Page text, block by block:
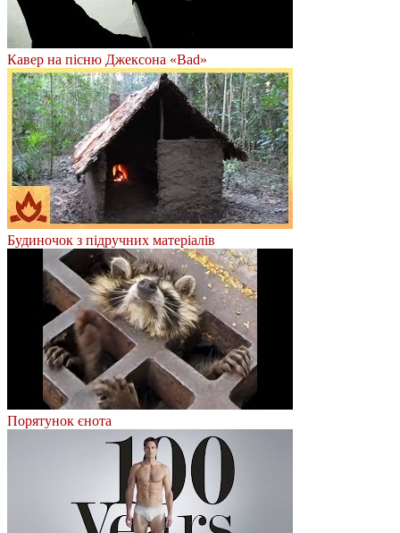
Кавер на пісню Джексона «Bad»
Будиночок з підручних матеріалів
Порятунок єнота